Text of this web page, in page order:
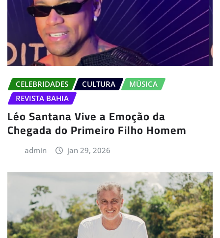
CELEBRIDADES CULTURA
MÚSICA
REVISTA BAHIA
Léo Santana Vive a Emoção da
Chegada do Primeiro Filho Homem
admin jan 29, 2026